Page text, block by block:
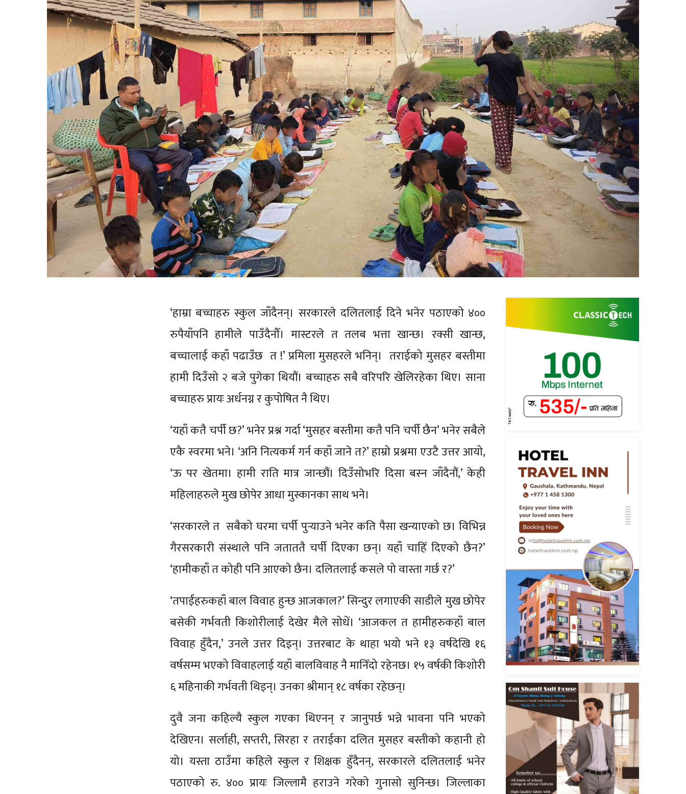
‘हाम्रा बच्चाहरु स्कुल जाँदैनन्। सरकारले दलितलाई दिने भनेर पठाएको ४००
रुपैयाँपनि हामीले पाउँदैनौँ। मास्टरले त तलब भत्ता खान्छ। रक्सी खान्छ,
बच्चालाई कहाँ पढाउँछ त !’ प्रमिला मुसहरले भनिन्। तराईको मुसहर बस्तीमा
हामी दिउँसो २ बजे पुगेका थियौं। बच्चाहरु सबै वरिपरि खेलिरहेका थिए। साना
बच्चाहरु प्रायः अर्धनग्न र कुपोषित नै थिए।
‘यहाँ कतै चर्पी छ?’ भनेर प्रश्न गर्दा ‘मुसहर बस्तीमा कतै पनि चर्पी छैन’ भनेर सबैले
एकै स्वरमा भने। ‘अनि नित्यकर्म गर्न कहाँ जाने त?’ हाम्रो प्रश्नमा एउटै उत्तर आयो,
‘ऊ पर खेतमा। हामी राति मात्र जान्छौं। दिउँसोभरि दिसा बस्न जाँदैनौं,’ केही
महिलाहरुले मुख छोपेर आधा मुस्कानका साथ भने।
‘सरकारले त सबैको घरमा चर्पी पुर्‍याउने भनेर कति पैसा खन्याएको छ। विभिन्न
गैरसरकारी संस्थाले पनि जताततै चर्पी दिएका छन्। यहाँ चाहिँ दिएको छैन?’
‘हामीकहाँ त कोही पनि आएको छैन। दलितलाई कसले पो वास्ता गर्छ र?’
‘तपाईंहरुकहाँ बाल विवाह हुन्छ आजकाल?’ सिन्दुर लगाएकी साडीले मुख छोपेर
बसेकी गर्भवती किशोरीलाई देखेर मैले सोधें। ‘आजकल त हामीहरुकहाँ बाल
विवाह हुँदैन,’ उनले उत्तर दिइन्। उत्तरबाट के थाहा भयो भने १३ वर्षदेखि १६
वर्षसम्म भएको विवाहलाई यहाँ बालविवाह नै मानिँदो रहेनछ। १५ वर्षकी किशोरी
६ महिनाकी गर्भवती थिइन्। उनका श्रीमान् १८ वर्षका रहेछन्।
दुवै जना कहिल्यै स्कुल गएका थिएनन् र जानुपर्छ भन्ने भावना पनि भएको
देखिएन। सर्लाही, सप्तरी, सिरहा र तराईका दलित मुसहर बस्तीको कहानी हो
यो। यस्ता ठाउँमा कहिले स्कुल र शिक्षक हुँदैनन्, सरकारले दलितलाई भनेर
पठाएको रु. ४०० प्रायः जिल्लामै हराउने गरेको गुनासो सुनिन्छ। जिल्लाका